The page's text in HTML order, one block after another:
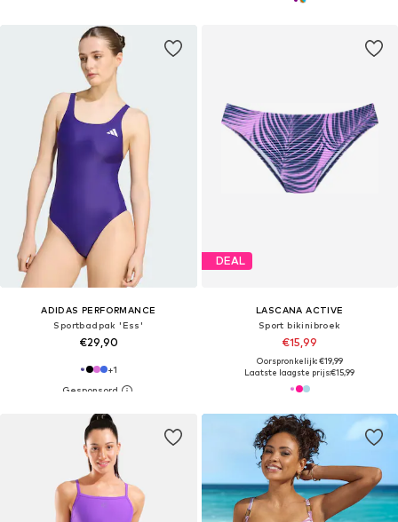
ADIDAS PERFORMANCE
Sportbadpak 'Ess'
€29,90
+1
DEAL
LASCANA ACTIVE
Sport bikinibroek
€15,99
Oorspronkelijk: €19,99
Laatste laagste prijs:€15,99